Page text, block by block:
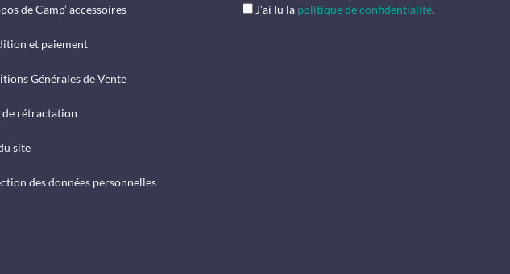
de Camp’ accessoires
et paiement
Générales de Vente
rétractation
site
des données personnelles
J'ai lu la politique de confidentialité.